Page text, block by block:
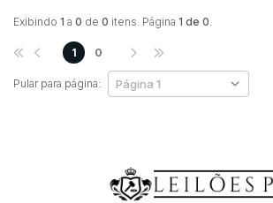
Exibindo 1 a 0 de 0 itens. Página 1 de 0.
Pular para página:
1 0